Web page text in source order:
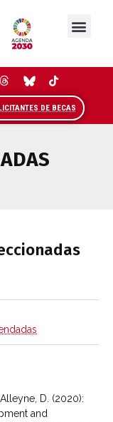
DE BECAS
D. (2020):
and